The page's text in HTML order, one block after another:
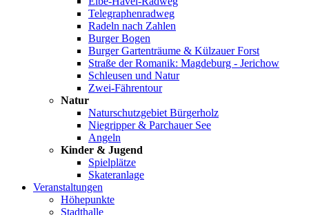
Telegraphenradweg
Radeln nach Zahlen
Burger Bogen
Burger Gartenträume & Külzauer Forst
Straße der Romanik: Magdeburg - Jerichow
Schleusen und Natur
Zwei-Fährentour
Natur
Naturschutzgebiet Bürgerholz
Niegripper & Parchauer See
Angeln
Kinder & Jugend
Spielplätze
Skateranlage
Veranstaltungen
Höhepunkte
Stadthalle